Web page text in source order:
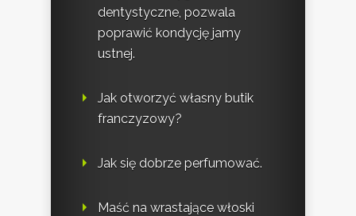
dentystyczne, pozwala
poprawić kondycję jamy
ustnej.
Jak otworzyć własny butik
franczyzowy?
Jak się dobrze perfumować.
Maść na wrastające włoski